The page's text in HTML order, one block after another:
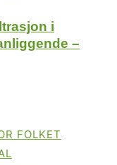
i
–
FOLKET